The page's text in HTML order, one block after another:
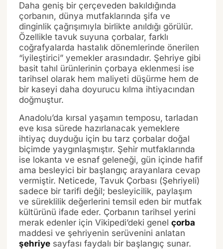
Daha geniş bir çerçeveden bakıldığında
çorbanın, dünya mutfaklarında şifa ve
dinginlik çağrışımıyla birlikte anıldığı görülür.
Özellikle tavuk suyuna çorbalar, farklı
coğrafyalarda hastalık dönemlerinde önerilen
“iyileştirici” yemekler arasındadır. Şehriye gibi
basit tahıl ürünlerinin çorbaya eklenmesi ise
tarihsel olarak hem maliyeti düşürme hem de
bir kaseyi daha doyurucu kılma ihtiyacından
doğmuştur.
Anadolu’da kırsal yaşamın temposu, tarladan
eve kısa sürede hazırlanacak yemeklere
ihtiyaç duyduğu için bu tarz çorbalar doğal
biçimde yaygınlaşmıştır. Şehir mutfaklarında
ise lokanta ve esnaf geleneği, gün içinde hafif
ama besleyici bir başlangıç arayanlara cevap
vermiştir. Neticede, Tavuk Çorbası (Şehriyeli)
sadece bir tarifi değil; besleyicilik, paylaşım
ve süreklilik değerlerini temsil eden bir mutfak
kültürünü ifade eder. Çorbanın tarihsel yerini
merak edenler için Vikipedi’deki genel çorba
maddesi ve şehriyenin serüvenini anlatan
şehriye sayfası faydalı bir başlangıç sunar.